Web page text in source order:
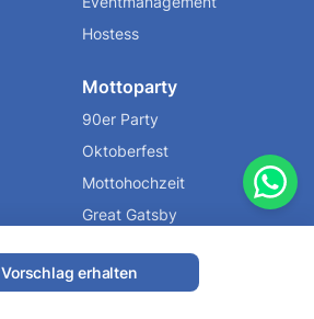
Vorschlag erhalten
Hostess
Mottoparty
90er Party
Oktoberfest
Mottohochzeit
Great Gatsby